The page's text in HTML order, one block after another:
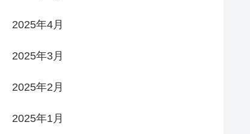
2025年4月
2025年3月
2025年2月
2025年1月